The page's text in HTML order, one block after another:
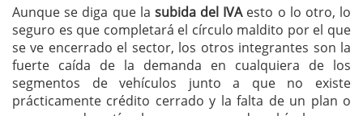
Aunque se diga que la subida del IVAesto o lo otro, lo
seguro es que completará el círculo maldito por el que
se ve encerrado el sector, los otros integrantes son la
fuerte caída de la demanda en cualquiera de los
segmentos de vehículos junto a que no existe
prácticamente crédito cerrado y la falta de un plan o